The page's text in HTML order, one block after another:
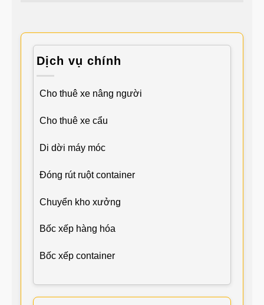
Dịch vụ chính
Cho thuê xe nâng người
Cho thuê xe cẩu
Di dời máy móc
Đóng rút ruột container
Chuyển kho xưởng
Bốc xếp hàng hóa
Bốc xếp container